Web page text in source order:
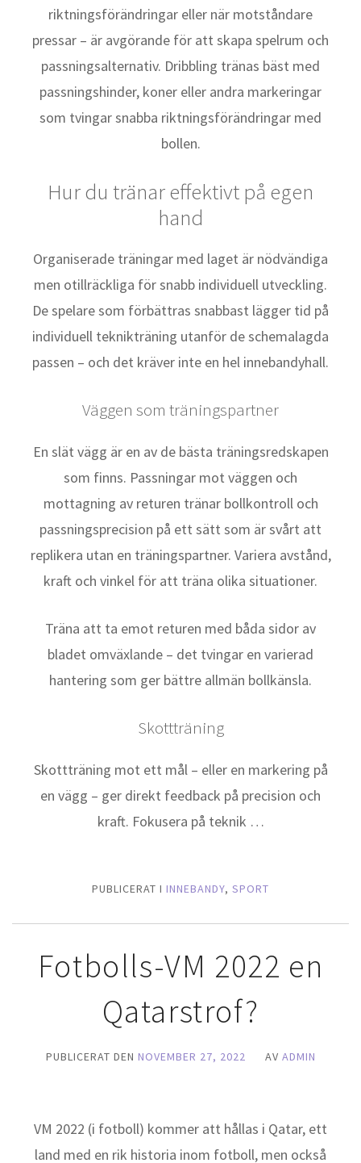
riktningsförändringar eller när motståndare
pressar – är avgörande för att skapa spelrum och
passningsalternativ. Dribbling tränas bäst med
passningshinder, koner eller andra markeringar
som tvingar snabba riktningsförändringar med
bollen.
Hur du tränar effektivt på egen
hand
Organiserade träningar med laget är nödvändiga
men otillräckliga för snabb individuell utveckling.
De spelare som förbättras snabbast lägger tid på
individuell teknikträning utanför de schemalagda
passen – och det kräver inte en hel innebandyhall.
Väggen som träningspartner
En slät vägg är en av de bästa träningsredskapen
som finns. Passningar mot väggen och
mottagning av returen tränar bollkontroll och
passningsprecision på ett sätt som är svårt att
replikera utan en träningspartner. Variera avstånd,
kraft och vinkel för att träna olika situationer.
Träna att ta emot returen med båda sidor av
bladet omväxlande – det tvingar en varierad
hantering som ger bättre allmän bollkänsla.
Skottträning
Skottträning mot ett mål – eller en markering på
en vägg – ger direkt feedback på precision och
kraft. Fokusera på teknik …
PUBLICERAT I INNEBANDY, SPORT
Fotbolls-VM 2022 en
Qatarstrof?
PUBLICERAT DEN NOVEMBER 27, 2022 AV ADMIN
VM 2022 (i fotboll) kommer att hållas i Qatar, ett
land med en rik historia inom fotboll, men också